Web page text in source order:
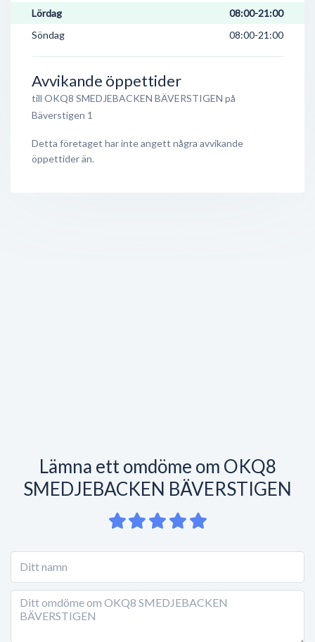
Lördag
08:00-21:00
Söndag
08:00-21:00
Avvikande öppettider
till OKQ8 SMEDJEBACKEN BÄVERSTIGEN på
Bäverstigen 1
Detta företaget har inte angett några avvikande
öppettider än.
Lämna ett omdöme om OKQ8
SMEDJEBACKEN BÄVERSTIGEN